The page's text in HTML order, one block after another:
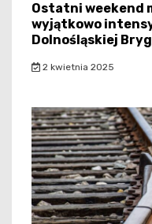
Ostatni weekend
wyjątkowo
Dolnośląskiej
2 kwietnia 2025